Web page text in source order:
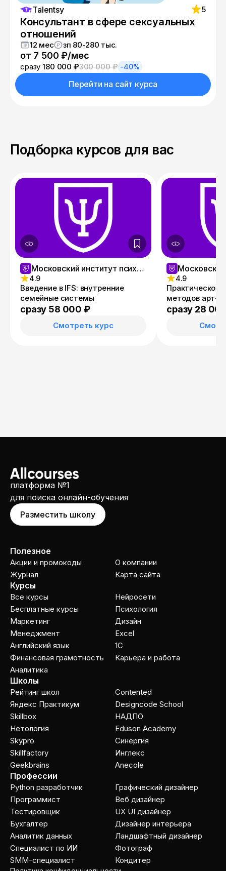
Talentsy 5
Консультант в сфере сексуальных
отношений
12 мес зп 80-280 тыс.
от 7 500 ₽/мес
сразу180 000 ₽300 000 ₽ -40%
Перейти на сайт курса
Подборка курсов для вас
Московский институт психологии
4.9
Введение в IFS: внутренние
семейные системы
сразу 58 000 ₽
Смотреть курс
4.9
Практическое
методов арт-
сразу 28
платформа №1
для поиска онлайн-обучения
Разместить школу
Полезное
Акции и промокоды
Журнал
О компании
Карта сайта
Курсы
Все курсы
Бесплатные курсы
Маркетинг
Менеджмент
Английский язык
Финансовая грамотность
Аналитика
Нейросети
Психология
Дизайн
Excel
1C
Карьера и работа
Школы
Рейтинг школ
Яндекс Практикум
Skillbox
Нетология
Skypro
Skillfactory
Geekbrains
Contented
Designcode School
НАДПО
Eduson Academy
Cинергия
Инглекс
Anecole
Профессии
Python разработчик
Программист
Тестировщик
Бухгалтер
Аналитик данных
Специалист по ИИ
SMM-специалист
Графический дизайнер
Веб дизайнер
UX UI дизайнер
Дизайнер интерьера
Ландшафтный дизайнер
Фотограф
Кондитер